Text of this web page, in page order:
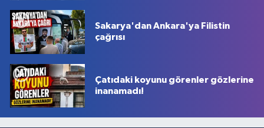
Sakarya'dan Ankara'ya Filistin
çağrısı
Çatıdaki koyunu görenler gözlerine
inanamadı!